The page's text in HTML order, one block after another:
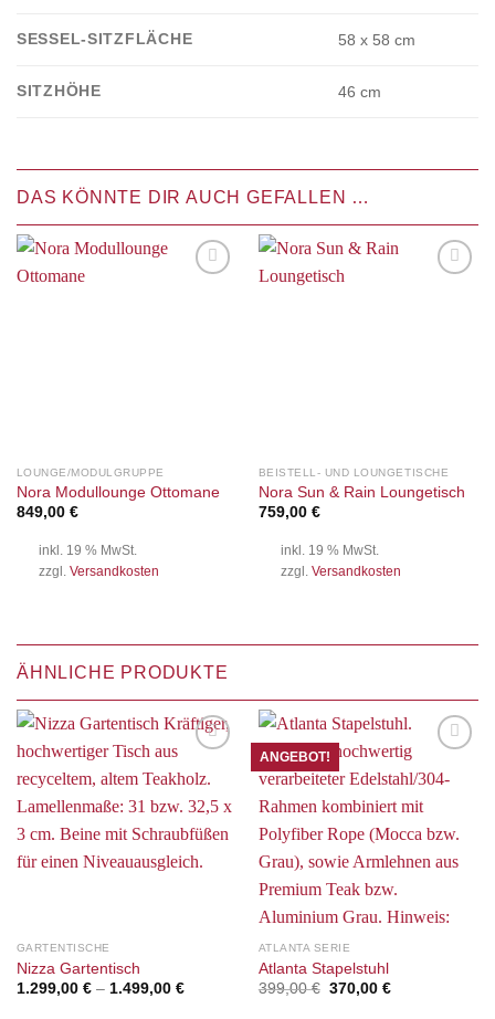
SESSEL-SITZFLÄCHE 58 x 58 cm
SITZHÖHE 46 cm
DAS KÖNNTE DIR AUCH GEFALLEN …
LOUNGE/MODULGRUPPE
Nora Modullounge Ottomane
849,00 €
inkl. 19 % MwSt.
zzgl. Versandkosten
BEISTELL- UND LOUNGETISCHE
Nora Sun & Rain Loungetisch
759,00 €
inkl. 19 % MwSt.
zzgl. Versandkosten
ÄHNLICHE PRODUKTE
Wunschliste
GARTENTISCHE
Nizza Gartentisch
1.299,00 €– 1.499,00 €
ANGEBOT!
Wunschliste
ATLANTA SERIE
Atlanta Stapelstuhl
399,00€ Ursprünglicher
370,00 €Aktueller